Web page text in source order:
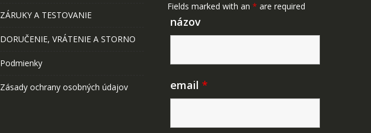
ZÁRUKY A TESTOVANIE
DORUČENIE, VRÁTENIE A STORNO
Podmienky
Zásady ochrany osobných údajov
Fields marked with an * are required
názov
email *